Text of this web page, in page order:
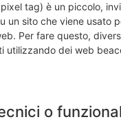
tag) è un piccolo,
un sito che viene usato
Per fare questo,
utilizzando dei web
o